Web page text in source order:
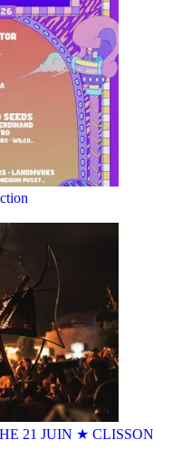
21 JUIN ★ CLISSON